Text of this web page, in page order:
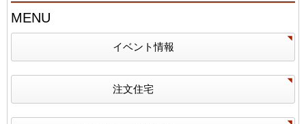
MENU
イベント情報
注文住宅